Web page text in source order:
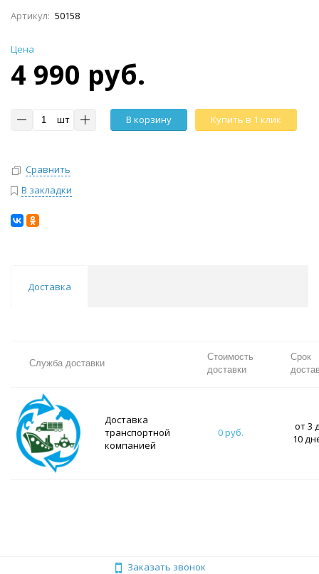
Артикул: 50158
Цена
4 990 руб.
шт В корзину Купить в 1 клик
Сравнить
В закладки
Доставка
Служба доставки
Стоимость
доставки
Срок
Доставка
транспортной
компанией
0 руб.
от 3
10
Заказать звонок